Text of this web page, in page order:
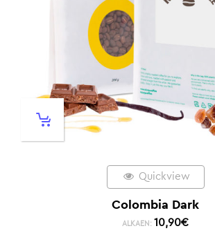
Quickview
Colombia Dark
ALKAEN: 10,90€